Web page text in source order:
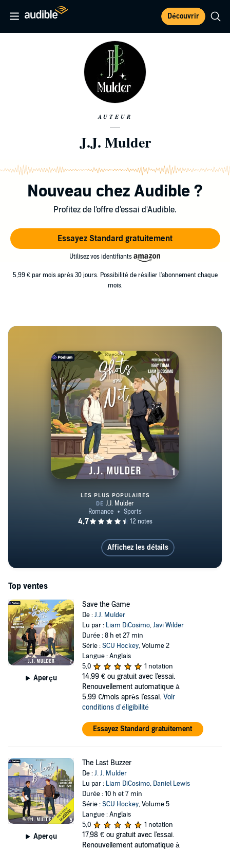
Découvrir
AUTEUR
J.J. Mulder
Nouveau chez Audible ?
Profitez de l'offre d'essai d'Audible.
Essayez Standard gratuitement
Utilisez vos identifiants
5,99 € par mois après 30 jours. Possibilité de résilier l'abonnement chaque
mois.
Shots on Net
LES PLUS POPULAIRES
Affichez les détails
Top ventes
Aperçu
Save the Game
De :J.J. Mulder
Lu par : Liam DiCosimo,Javi Wilder
Durée : 8 h et 27 min
Série :SCU Hockey, Volume 2
Langue : Anglais
5,0
1 notation
14,99 € ou gratuit avec l'essai.
Renouvellement automatique à
5,99 €/mois après l'essai. Voir
conditions d'éligibilité
Essayez Standard gratuitement
Aperçu
The Last Buzzer
De :J. J. Mulder
Lu par : Liam DiCosimo, Daniel Lewis
Durée : 10 h et 7 min
Série :SCU Hockey, Volume 5
Langue : Anglais
5,0
1 notation
17,98 € ou gratuit avec l'essai.
Renouvellement automatique à